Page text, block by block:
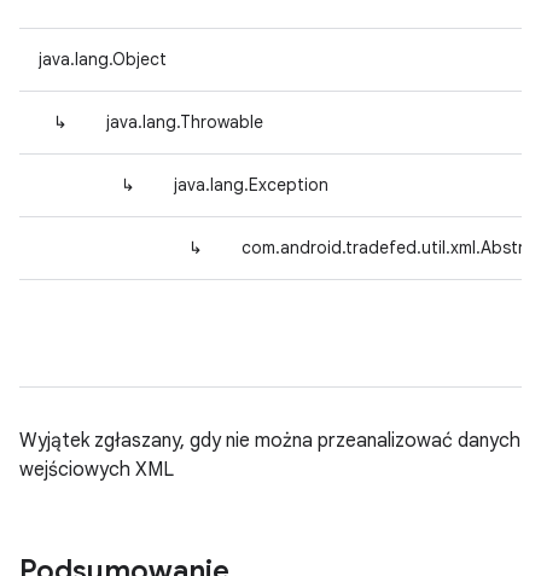
java.lang.Object
↳ java.lang.Throwable
↳ java.lang.Exception
↳
Wyjątek zgłaszany, gdy nie można przeanalizować danych
wejściowych XML